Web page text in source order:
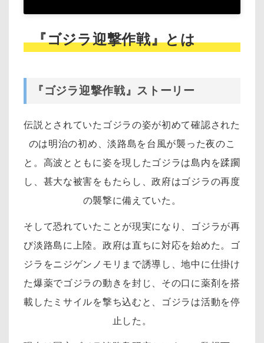
『ゴジラ迎撃作戦』とは
『ゴジラ迎撃作戦』ストーリー
伝説とされていたゴジラの姿が初めて確認された
のは明治の初め、淡路島を台風が襲った夜のこ
と。高波とともに姿を現したゴジラは島内を蹂躙
し、甚大な被害をもたらし、政府はゴジラの再度
の襲撃に備えていた。
そして恐れていたことが現実になり、ゴジラが再
び淡路島に上陸。政府は直ちに対応を始めた。ゴ
ジラをニジゲンノモリまで誘導し、地中に仕掛け
た爆薬でゴジラの動きを封じ、その口に薬剤を搭
載したミサイルを撃ち込むと、ゴジラは活動を停
止した。